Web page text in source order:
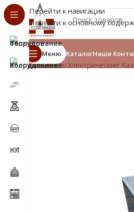
Перейти к навигации
Перейти к основному
Меню КаталогНаши
Главная/Электрические